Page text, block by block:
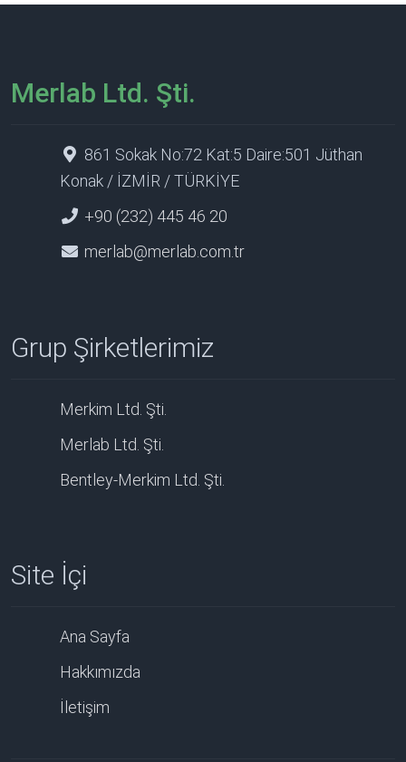
Merlab Ltd. Şti.
861 Sokak No:72 Kat:5 Daire:501 Jüthan
Konak / İZMİR / TÜRKİYE
+90 (232) 445 46 20
merlab@merlab.com.tr
Grup Şirketlerimiz
Merkim Ltd. Şti.
Merlab Ltd. Şti.
Bentley-Merkim Ltd. Şti.
Site İçi
Ana Sayfa
Hakkımızda
İletişim